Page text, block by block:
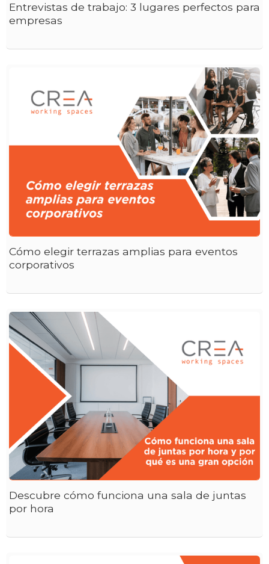
Entrevistas de trabajo: 3 lugares perfectos para
empresas
Cómo elegir terrazas amplias para eventos
corporativos
Descubre cómo funciona una sala de juntas
por hora